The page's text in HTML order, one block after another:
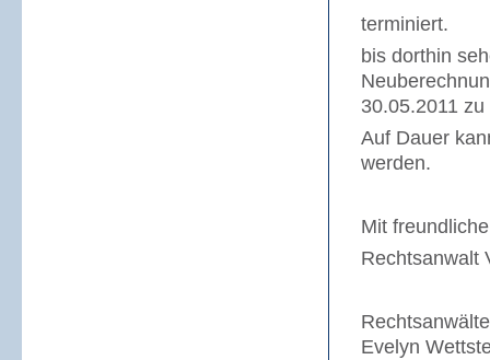
terminiert.
bis dorthin
30.05.2011
Auf Dauer
werden.
Mit
Rechtsanwalt
Evelyn